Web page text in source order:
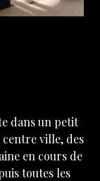
dans un petit
centre ville, des
en cours de
toutes les